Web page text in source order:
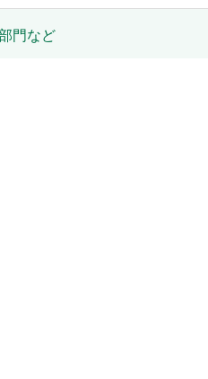
門など